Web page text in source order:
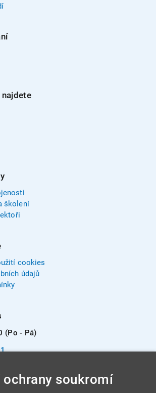
najdete
školení
cookies
údajů
(Po - Pá)
ochrany soukromí